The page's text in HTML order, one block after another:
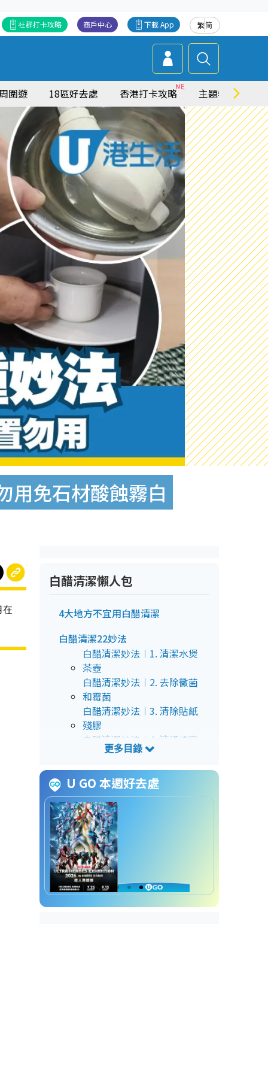
繁简
下載 App
商戶中心
社群打卡攻略
圍遊 18區好去處 香港打卡攻略 主題特集
用免石材酸蝕霧白
白醋清潔懶人包
4大地方不宜用白醋清潔
白醋清潔22妙法
白醋清潔妙法︱1. 清潔水煲
茶壺
白醋清潔妙法︱2. 去除黴菌
和霉菌
白醋清潔妙法︱3. 清除貼紙
殘膠
白醋清潔妙法︱4. 清通堵塞
去水口
白醋清潔妙法︱5. 天然衣物
柔順劑
白醋清潔妙法︱6. 清潔木砧
板
白醋清潔妙法︱7. 去除油漆
裝修味
白醋清潔妙法︱8. 清潔刀片
白醋清潔妙法︱9. 清除肥皂
垢
白醋清潔妙法︱10. 洗白鞋
白醋清潔妙法︱11. 清潔玻
U GO 本週好去處